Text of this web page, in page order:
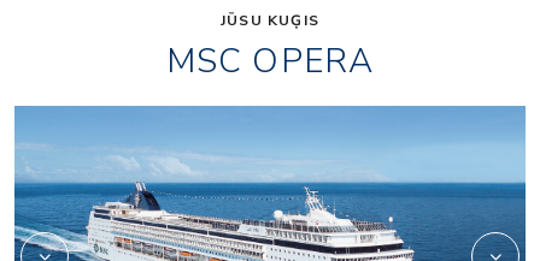
JŪSU KUĢIS
MSC OPERA